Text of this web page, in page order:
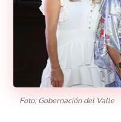
Foto: Gobernación del Valle